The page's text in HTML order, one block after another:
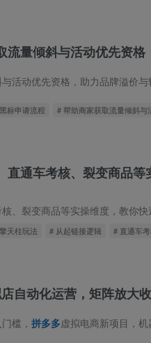
流量倾斜与活动优先资
资格，助力品牌溢价与转化 课程介绍
标申请流程 # 帮助商家获取流量倾斜与
直通车考核、裂变商品
商品等实操维度，教你快速起店且稳
天柱玩法 # 从起链接逻辑 # 直通车
自动化运营，矩阵放大
槛， 拼多多虚拟电商新项目，机器人自动